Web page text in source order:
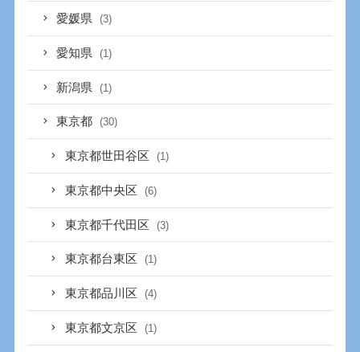
愛媛県 (3)
愛知県 (1)
新潟県 (1)
東京都 (30)
東京都世田谷区 (1)
東京都中央区 (6)
東京都千代田区 (3)
東京都台東区 (1)
東京都品川区 (4)
東京都文京区 (1)